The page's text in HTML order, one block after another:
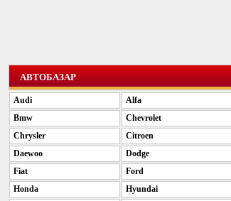
АВТОБАЗАР
Audi
Alfa
Bmw
Chevrolet
Chrysler
Citroen
Daewoo
Dodge
Fiat
Ford
Honda
Hyundai